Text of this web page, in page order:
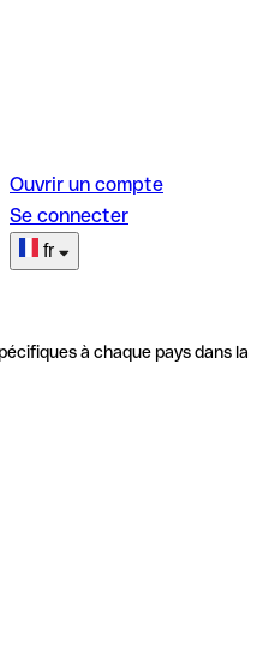
Ouvrir un compte
Se connecter
fr
à chaque pays dans la